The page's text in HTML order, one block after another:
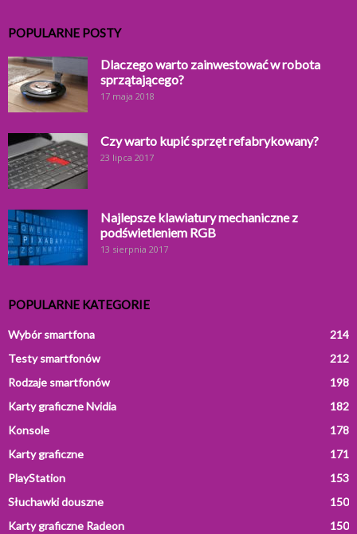
POPULARNE POSTY
Dlaczego warto zainwestować w robota
sprzątającego?
17 maja 2018
Czy warto kupić sprzęt refabrykowany?
23 lipca 2017
Najlepsze klawiatury mechaniczne z
podświetleniem RGB
13 sierpnia 2017
POPULARNE KATEGORIE
Wybór smartfona
214
Testy smartfonów
212
Rodzaje smartfonów
198
Karty graficzne Nvidia
182
Konsole
178
Karty graficzne
171
PlayStation
153
Słuchawki douszne
150
Karty graficzne Radeon
150